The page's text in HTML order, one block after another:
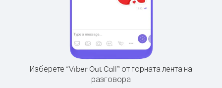
Изберете “Viber Out Call” от горната лента на
разговора